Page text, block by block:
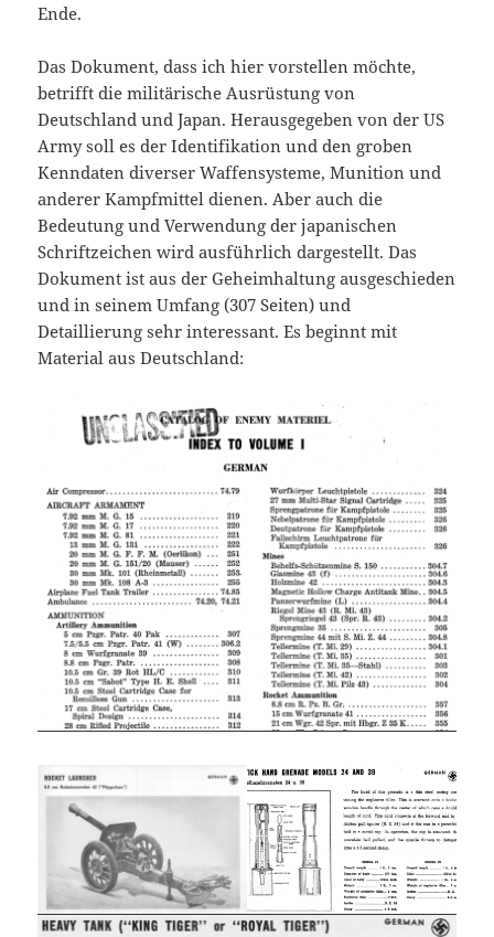
Ende.
Das Dokument, dass ich hier vorstellen möchte,
betrifft die militärische Ausrüstung von
Deutschland und Japan. Herausgegeben von der US
Army soll es der Identifikation und den groben
Kenndaten diverser Waffensysteme, Munition und
anderer Kampfmittel dienen. Aber auch die
Bedeutung und Verwendung der japanischen
Schriftzeichen wird ausführlich dargestellt. Das
Dokument ist aus der Geheimhaltung ausgeschieden
und in seinem Umfang (307 Seiten) und
Detaillierung sehr interessant. Es beginnt mit
Material aus Deutschland: